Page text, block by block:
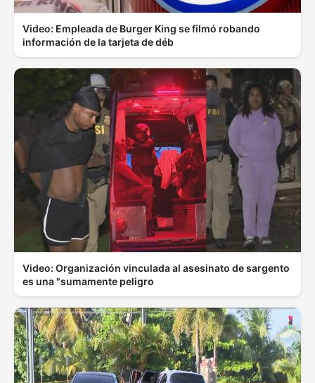
Video: Empleada de Burger King se filmó robando
información de la tarjeta de déb
Video: Organización vinculada al asesinato de sargento
es una "sumamente peligro